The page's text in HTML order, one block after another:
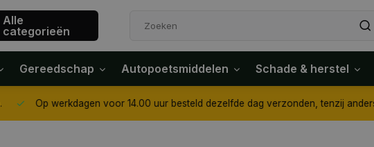
Alle
categorieën
Gereedschap Autopoetsmiddelen Schade & herstel
Op werkdagen voor 14.00 uur besteld dezelfde dag verzonden, tenzij anders